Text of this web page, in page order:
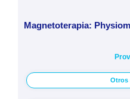
Magnetoterapia:
Otros